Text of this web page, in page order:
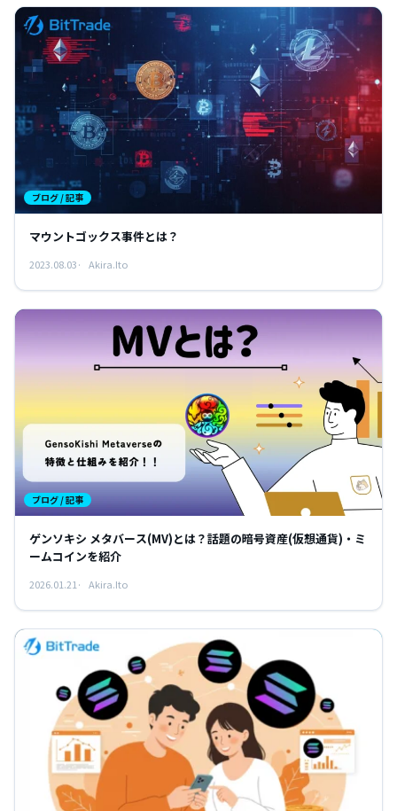
ブログ / 記事
マウントゴックス事件とは？
2023.08.03 Akira.Ito
ブログ / 記事
ゲンソキシ メタバース(MV)とは？話題の暗号資産(仮想通貨)・ミ
ームコインを紹介
2026.01.21 Akira.Ito